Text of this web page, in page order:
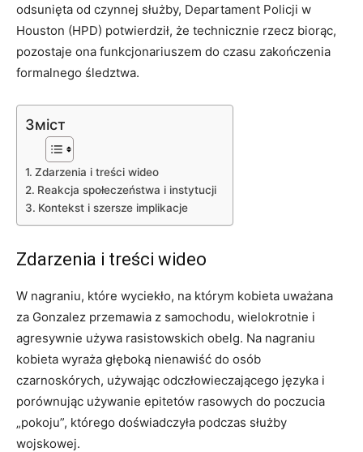
odsunięta od czynnej służby, Departament Policji w
Houston (HPD) potwierdził, że technicznie rzecz biorąc,
pozostaje ona funkcjonariuszem do czasu zakończenia
formalnego śledztwa.
Зміст
Zdarzenia i treści wideo
Reakcja społeczeństwa i instytucji
Kontekst i szersze implikacje
Zdarzenia i treści wideo
W nagraniu, które wyciekło, na którym kobieta uważana
za Gonzalez przemawia z samochodu, wielokrotnie i
agresywnie używa rasistowskich obelg. Na nagraniu
kobieta wyraża głęboką nienawiść do osób
czarnoskórych, używając odczłowieczającego języka i
porównując używanie epitetów rasowych do poczucia
„pokoju”, którego doświadczyła podczas służby
wojskowej.